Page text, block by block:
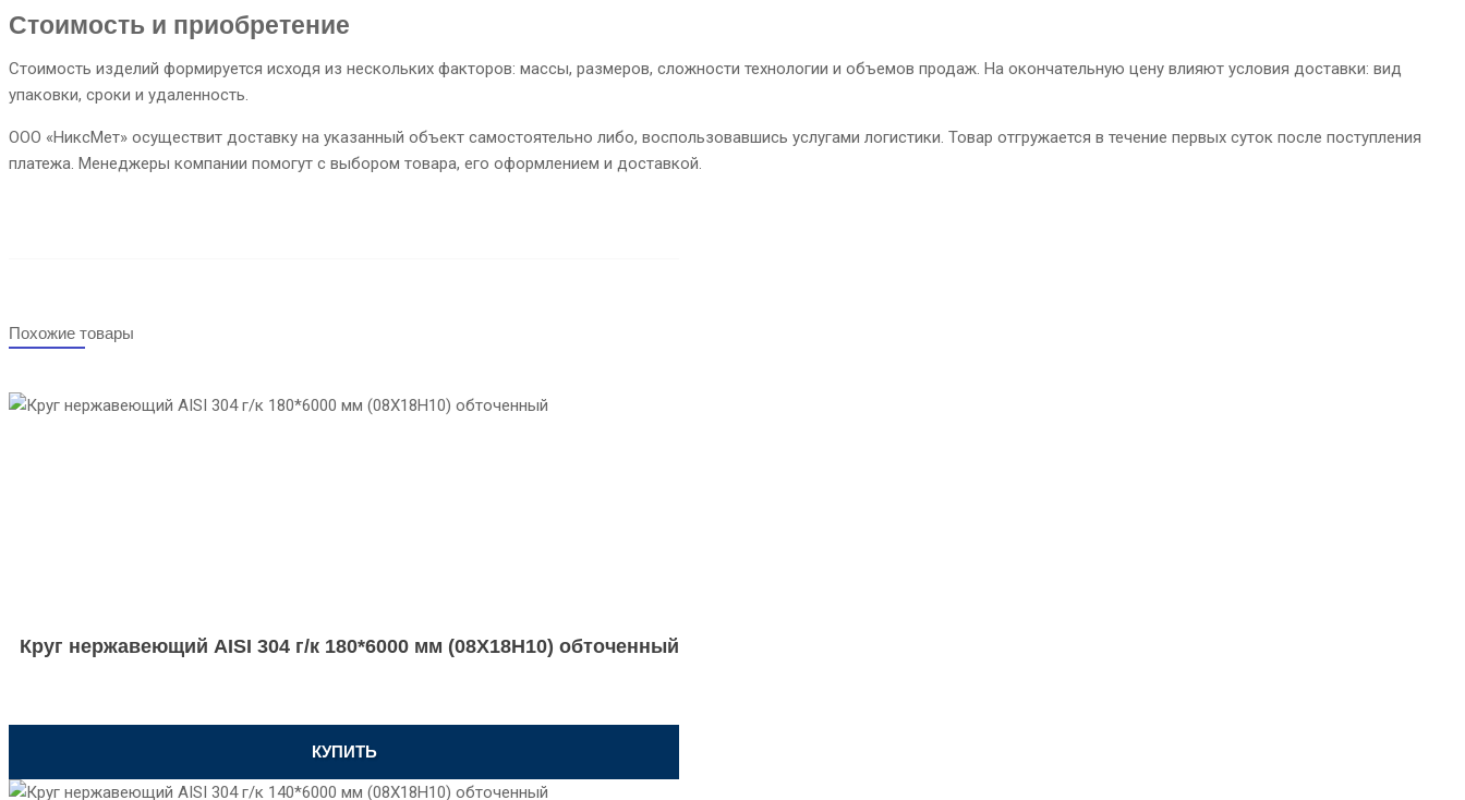
Стоимость и приобретение
Стоимость изделий формируется исходя из нескольких факторов: массы, размеров, сложности технологии и объемов продаж. На окончательную цену влияют условия доставки: вид
упаковки, сроки и удаленность.
ООО «НиксМет» осуществит доставку на указанный объект самостоятельно либо, воспользовавшись услугами логистики. Товар отгружается в течение первых суток после поступления
платежа. Менеджеры компании помогут с выбором товара, его оформлением и доставкой.
Похожие товары
Круг нержавеющий AISI 304 г/к 180*6000 мм (08Х18Н10) обточенный
КУПИТЬ